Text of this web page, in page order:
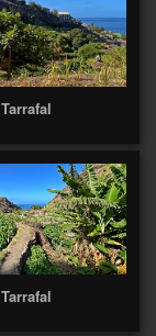
Tarrafal
Tarrafal